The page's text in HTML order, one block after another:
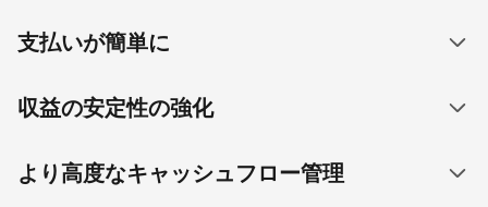
支払いが簡単に
収益の安定性の強化
より高度なキャッシュフロー管理